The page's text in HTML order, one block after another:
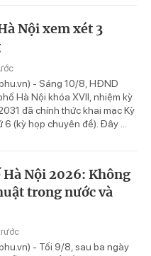
Nội xem xét 3
- Sáng 10/8, HĐND
Hà Nội khóa XVII, nhiệm kỳ
đã chính thức khai mạc Kỳ
6 (kỳ họp chuyên đề). Đây ...
Nội 2026: Không
trong nước và
- Tối 9/8, sau ba ngày